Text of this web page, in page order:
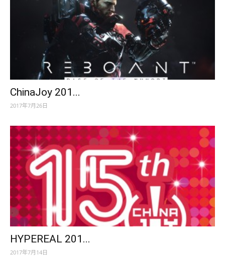
ChinaJoy 201...
2017年7月26日
HYPEREAL 201...
2017年7月14日